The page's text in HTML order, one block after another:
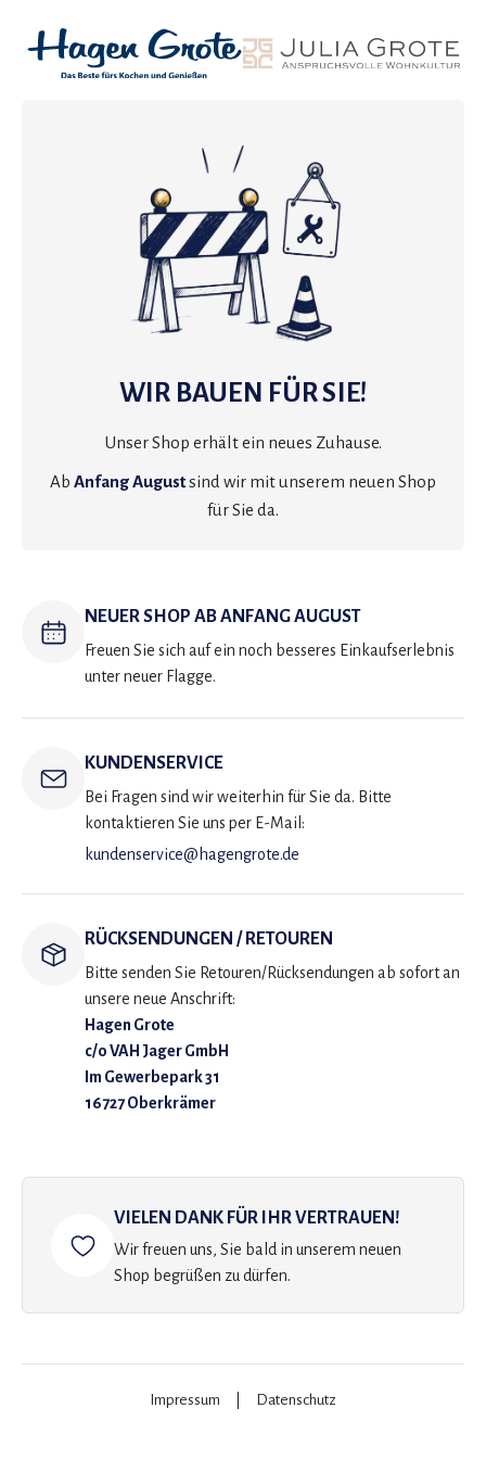
WIR BAUEN FÜR SIE!
Unser Shop erhält ein neues Zuhause.
Ab Anfang Augustsind wir mit unserem neuen Shop
für Sie da.
NEUER SHOP AB ANFANG AUGUST
Freuen Sie sich auf ein noch besseres Einkaufserlebnis
unter neuer Flagge.
KUNDENSERVICE
Bei Fragen sind wir weiterhin für Sie da. Bitte
kontaktieren Sie uns per E-Mail:
kundenservice@hagengrote.de
RÜCKSENDUNGEN / RETOUREN
Bitte senden Sie Retouren/Rücksendungen ab sofort an
unsere neue Anschrift:
Hagen Grote
c/o VAH Jager GmbH
Im Gewerbepark 31
16727 Oberkrämer
VIELEN DANK FÜR IHR VERTRAUEN!
Wir freuen uns, Sie bald in unserem neuen
Shop begrüßen zu dürfen.
Impressum Datenschutz